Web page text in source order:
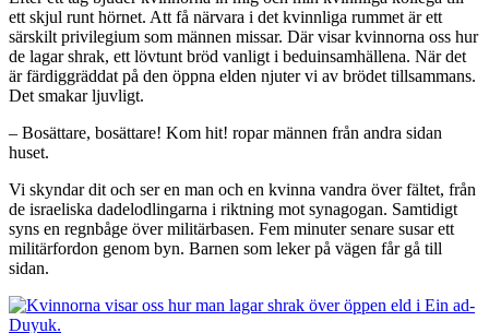
ett skjul runt hörnet. Att få närvara i det kvinnliga rummet är ett
särskilt privilegium som männen missar. Där visar kvinnorna oss hur
de lagar shrak, ett lövtunt bröd vanligt i beduinsamhällena. När det
är färdiggräddat på den öppna elden njuter vi av brödet tillsammans.
Det smakar ljuvligt.
– Bosättare, bosättare! Kom hit! ropar männen från andra sidan
huset.
Vi skyndar dit och ser en man och en kvinna vandra över fältet, från
de israeliska dadelodlingarna i riktning mot synagogan. Samtidigt
syns en regnbåge över militärbasen. Fem minuter senare susar ett
militärfordon genom byn. Barnen som leker på vägen får gå till
sidan.